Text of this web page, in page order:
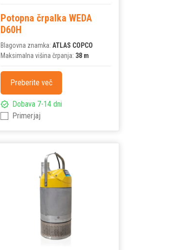
Potopna črpalka WEDA
D60H
Blagovna znamka:ATLAS COPCO
Maksimalna višina črpanja: 38 m
Preberite več
Dobava 7-14 dni
Primerjaj